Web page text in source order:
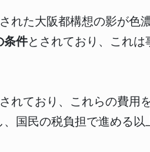
れた大阪都構想の影が色
条件とされており、これは
ており、これらの費用
国民の税負担で進める以